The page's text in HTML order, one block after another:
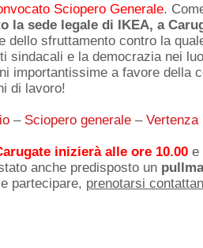
Sciopero Generale.
la sede legale di IKEA, a
dello sfruttamento contro la
sindacali e la democrazia nei
importantissime a favore della
di lavoro!
– Sciopero generale – Vertenza
inizierà alle ore 10.00 e
anche predisposto un
partecipare, prenotarsi